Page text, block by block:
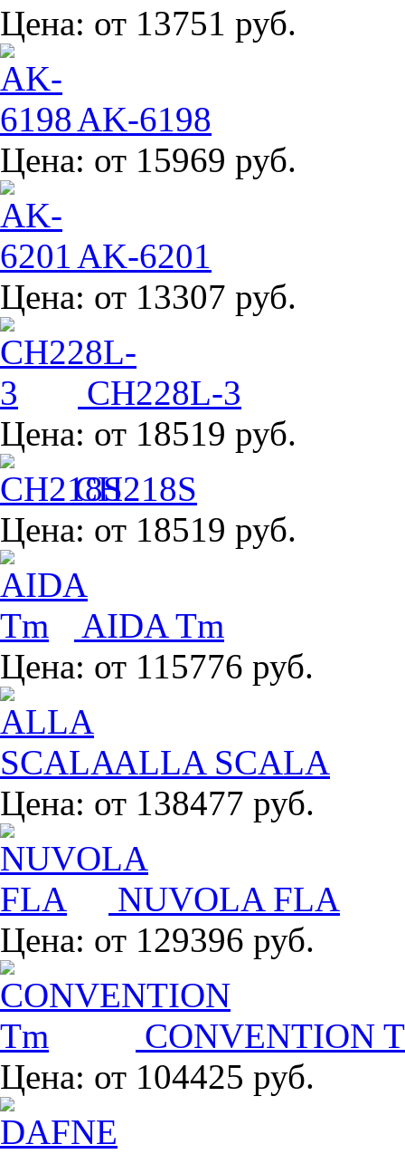
Цена: от 13751 руб.
AK-6198
Цена: от 15969 руб.
AK-6201
Цена: от 13307 руб.
CH228L-3
Цена: от 18519 руб.
CH218S
Цена: от 18519 руб.
AIDA Tm
Цена: от 115776 руб.
ALLA SCALA
Цена: от 138477 руб.
NUVOLA FLA
Цена: от 129396 руб.
CONVENTION
Цена: от 104425 руб.